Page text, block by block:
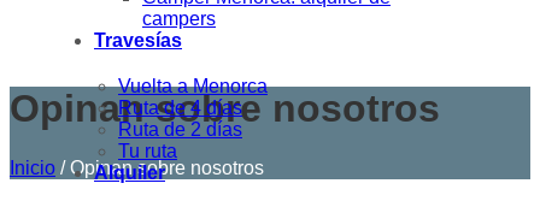
campers
Travesías
Vuelta a Menorca
Ruta de 4 días
Ruta de 2 días
Tu ruta
Alquiler
Opinan sobre nosotros
Inicio /Opinan sobre nosotros